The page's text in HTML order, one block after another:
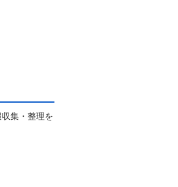
集・整理を